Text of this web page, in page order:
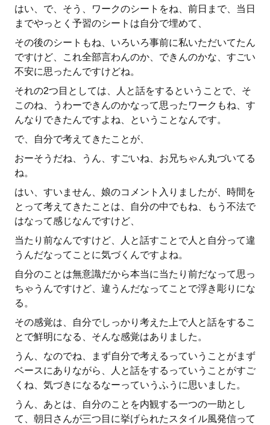
はい、で、そう、ワークのシートをね、前日まで、当日
までやっとく予習のシートは自分で埋めて、
その後のシートもね、いろいろ事前に私いただいてたん
ですけど、これ全部言わんのか、できんのかな、すごい
不安に思ったんですけどね。
それの2つ目としては、人と話をするということで、そ
このね、うわーできんのかなって思ったワークもね、す
んなりできたんですよね、ということなんです。
で、自分で考えてきたことが、
おーそうだね、うん、すごいね、お兄ちゃん丸づいてる
ね。
はい、すいません、娘のコメント入りましたが、時間を
とって考えてきたことは、自分の中でもね、もう不法で
はなって感じなんですけど、
当たり前なんですけど、人と話すことで人と自分って違
うんだなってことに気づくんですよね。
自分のことは無意識だから本当に当たり前だなって思っ
ちゃうんですけど、違うんだなってことで浮き彫りにな
る。
その感覚は、自分でしっかり考えた上で人と話をするこ
とで鮮明になる、そんな感覚はありました。
うん、なのでね、まず自分で考えるっていうことがまず
ベースにありながら、人と話をするっていうことがすご
くね、気づきになるなーっていうふうに思いました。
うん、あとは、自分のことを内観する一つの一助とし
て、朝日さんが三つ目に挙げられたスタイル風発信って